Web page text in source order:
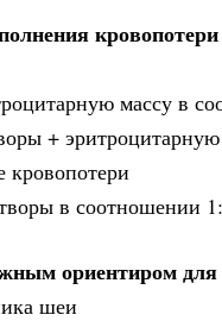
массу в
+
кровопотери
в соотношении
ориентиром
шеи